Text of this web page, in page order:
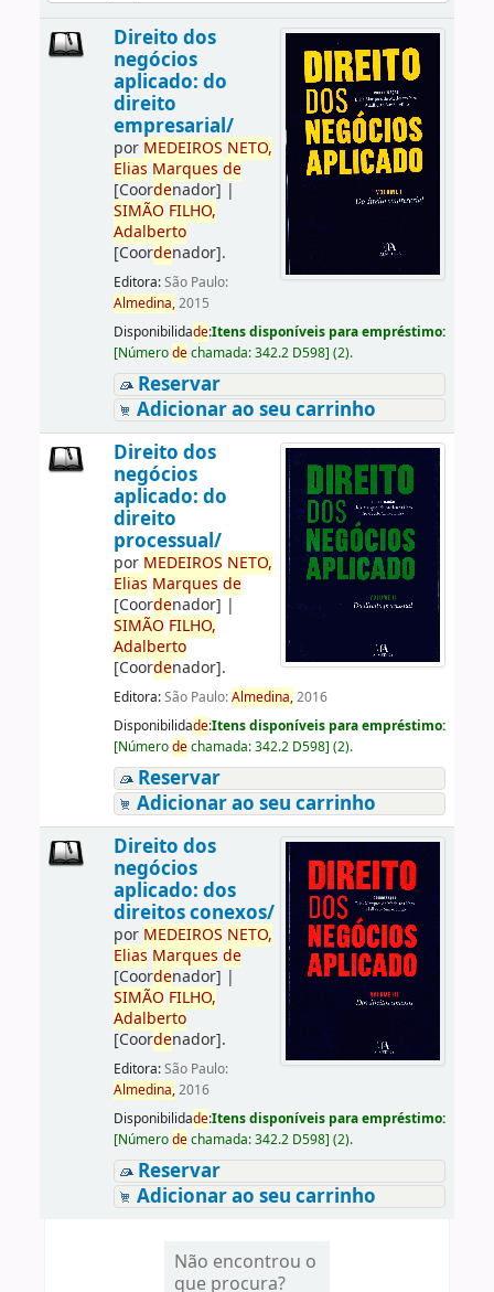
Direito dos
negócios
aplicado: do
direito
empresarial/
por MEDEIROS NETO,
Elias Marques de
[Coordenador] |
SIMÃO FILHO,
Adalberto
[Coordenador].
Editora:São Paulo:
Almedina,2015
Disponibilidade:Itens disponíveis para empréstimo:
[Númerodechamada:342.2 D598] (2).
Reservar
Adicionar ao seu carrinho
Direito dos
negócios
aplicado: do
direito
processual/
por MEDEIROS NETO,
Elias Marques de
[Coordenador] |
SIMÃO FILHO,
Adalberto
[Coordenador].
Editora:São Paulo:Almedina,2016
Disponibilidade:Itens disponíveis para empréstimo:
[Númerodechamada:342.2 D598] (2).
Reservar
Adicionar ao seu carrinho
Direito dos
negócios
aplicado: dos
direitos conexos/
por MEDEIROS NETO,
Elias Marques de
[Coordenador] |
SIMÃO FILHO,
Adalberto
[Coordenador].
Editora:São Paulo:
Almedina,2016
Disponibilidade:Itens disponíveis para empréstimo:
[Númerodechamada:342.2 D598] (2).
Reservar
Adicionar ao seu carrinho
Não encontrou o
que procura?